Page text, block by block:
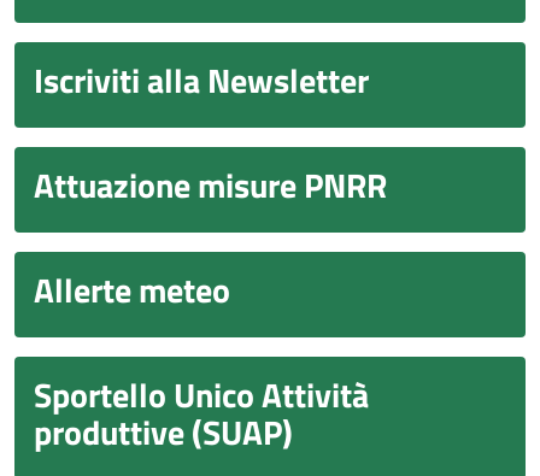
Iscriviti alla Newsletter
Attuazione misure PNRR
Allerte meteo
Sportello Unico Attività
produttive (SUAP)